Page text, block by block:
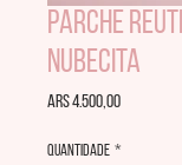
Parche
Nubecita
ARS 4.500,00Preço
Quantidade *